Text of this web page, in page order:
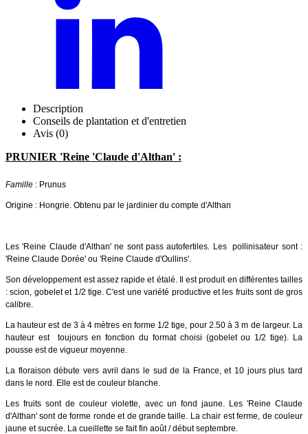
Description
Conseils de plantation et d'entretien
Avis (0)
PRUNIER 'Reine 'Claude d'Althan' :
Famille : Prunus
Origine : Hongrie. Obtenu par le jardinier du compte d'Althan
Les 'Reine Claude d'Althan' ne sont pass autofertiles. Les pollinisateur sont :
'Reine Claude Dorée' ou 'Reine Claude d'Oullins'.
Son développement est assez rapide et étalé. Il est produit en différentes tailles
: scion, gobelet et 1/2 tige. C'est une variété productive et les fruits sont de gros
calibre.
La hauteur est de 3 à 4 mètres en forme 1/2 tige, pour 2.50 à 3 m de largeur. La
hauteur est toujours en fonction du format choisi (gobelet ou 1/2 tige). La
pousse est de vigueur moyenne.
La floraison débute vers avril dans le sud de la France, et 10 jours plus tard
dans le nord. Elle est de couleur blanche.
Les fruits sont de couleur violette, avec un fond jaune. Les 'Reine Claude
d'Althan' sont de forme ronde et de grande taille. La chair est ferme, de couleur
jaune et sucrée. La cueillette se fait fin août / début septembre.